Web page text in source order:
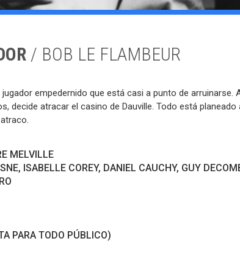
/ BOB LE FLAMBEUR
empedernido que está casi a punto de arruinarse.
decide atracar el casino de Dauville. Todo está
MELVILLE
ISABELLE COREY, DANIEL CAUCHY, GUY
PARA TODO PÚBLICO)